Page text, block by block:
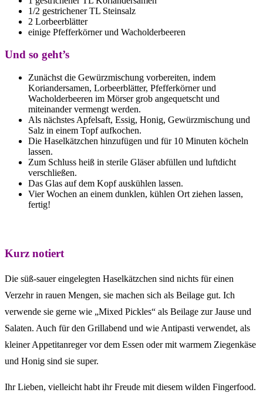
1/2 gestrichener TL Steinsalz
2 Lorbeerblätter
einige Pfefferkörner und Wacholderbeeren
Und so geht’s
Zunächst die Gewürzmischung vorbereiten, indem
Koriandersamen, Lorbeerblätter, Pfefferkörner und
Wacholderbeeren im Mörser grob angequetscht und
miteinander vermengt werden.
Als nächstes Apfelsaft, Essig, Honig, Gewürzmischung und
Salz in einem Topf aufkochen.
Die Haselkätzchen hinzufügen und für 10 Minuten köcheln
lassen.
Zum Schluss heiß in sterile Gläser abfüllen und luftdicht
verschließen.
Das Glas auf dem Kopf auskühlen lassen.
Vier Wochen an einem dunklen, kühlen Ort ziehen lassen,
fertig!
Kurz notiert
Die süß-sauer eingelegten Haselkätzchen sind nichts für einen
Verzehr in rauen Mengen, sie machen sich als Beilage gut. Ich
verwende sie gerne wie „Mixed Pickles“ als Beilage zur Jause und
Salaten. Auch für den Grillabend und wie Antipasti verwendet, als
kleiner Appetitanreger vor dem Essen oder mit warmem Ziegenkäse
und Honig sind sie super.
Ihr Lieben, vielleicht habt ihr Freude mit diesem wilden Fingerfood.